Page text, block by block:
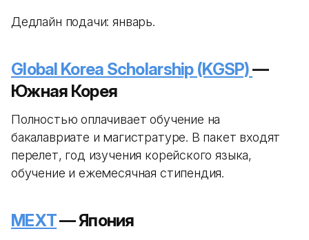
Дедлайн подачи: январь.
Global Korea Scholarship (KGSP)—
Южная Корея
Полностью оплачивает обучение на
бакалавриате и магистратуре. В пакет входят
перелет, год изучения корейского языка,
обучение и ежемесячная стипендия.
MEXT— Япония